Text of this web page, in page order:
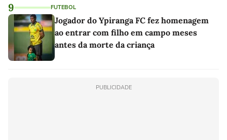
9 FUTEBOL
Jogador do Ypiranga FC fez homenagem
ao entrar com filho em campo meses
antes da morte da criança
PUBLICIDADE